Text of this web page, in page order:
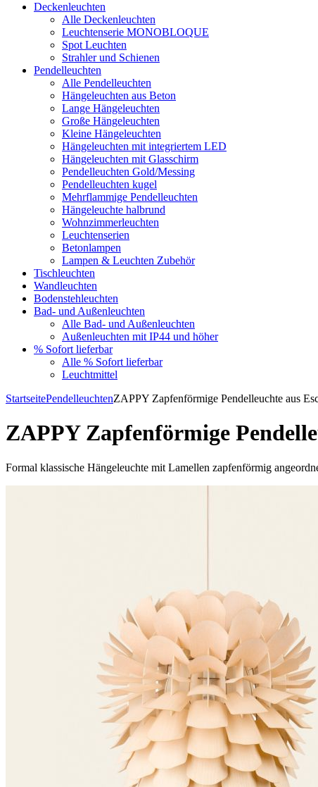
Deckenleuchten
Alle Deckenleuchten
Leuchtenserie MONOBLOQUE
Spot Leuchten
Strahler und Schienen
Pendelleuchten
Alle Pendelleuchten
Hängeleuchten aus Beton
Lange Hängeleuchten
Große Hängeleuchten
Kleine Hängeleuchten
Hängeleuchten mit integriertem LED
Hängeleuchten mit Glasschirm
Pendelleuchten Gold/Messing
Pendelleuchten kugel
Mehrflammige Pendelleuchten
Hängeleuchte halbrund
Wohnzimmerleuchten
Leuchtenserien
Betonlampen
Lampen & Leuchten Zubehör
Tischleuchten
Wandleuchten
Bodenstehleuchten
Bad- und Außenleuchten
Alle Bad- und Außenleuchten
Außenleuchten mit IP44 und höher
% Sofort lieferbar
Alle % Sofort lieferbar
Leuchtmittel
StartseitePendelleuchtenZAPPY Zapfenförmige Pendelleuchte aus
ZAPPY Zapfenförmige
Formal klassische Hängeleuchte mit Lamellen zapfenförmig